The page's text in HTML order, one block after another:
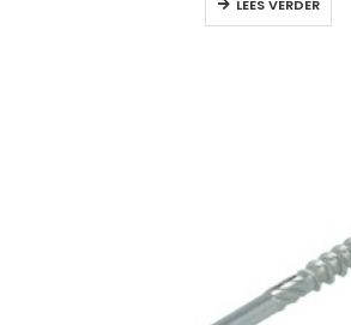
LEES VERDER